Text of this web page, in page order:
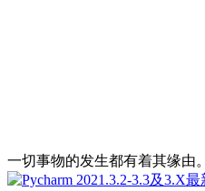
一切事物的发生都有着其缘由。